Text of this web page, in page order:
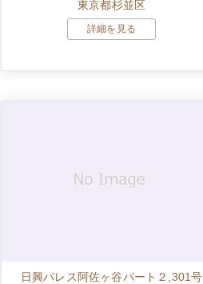
東京都杉並区
詳細を見る
日興パレス阿佐ヶ谷パート２,301号